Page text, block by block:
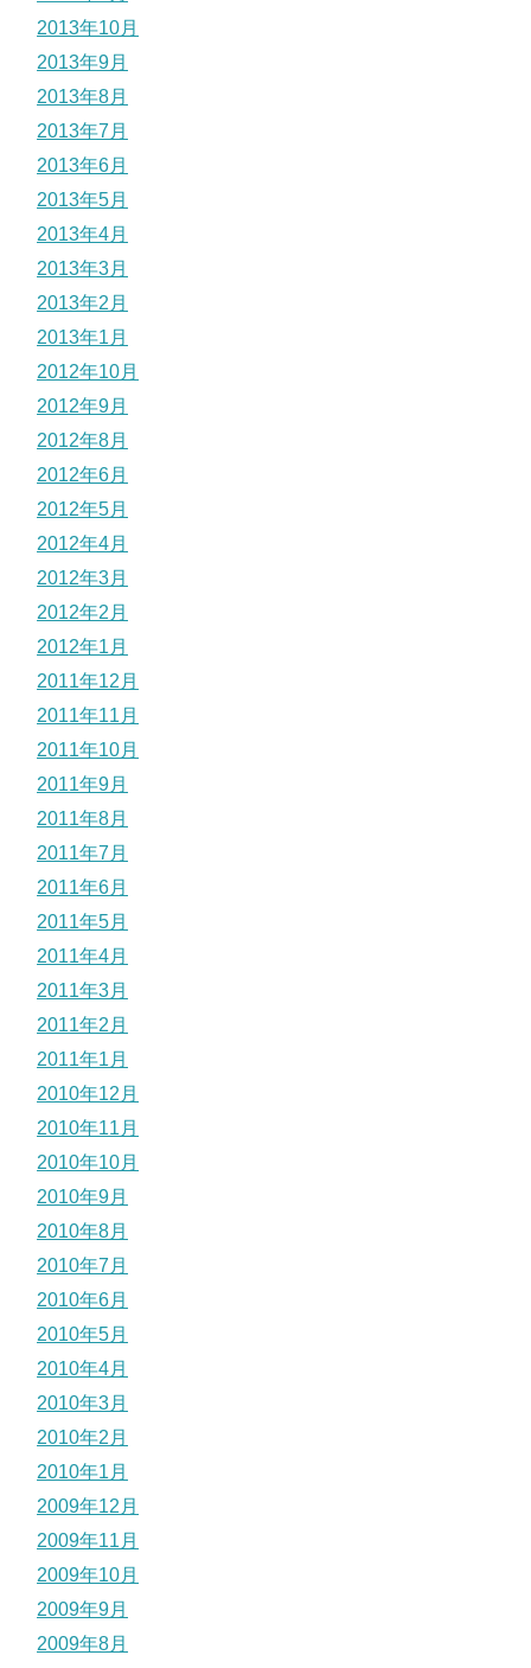
2013年10月
2013年9月
2013年8月
2013年7月
2013年6月
2013年5月
2013年4月
2013年3月
2013年2月
2013年1月
2012年10月
2012年9月
2012年8月
2012年6月
2012年5月
2012年4月
2012年3月
2012年2月
2012年1月
2011年12月
2011年11月
2011年10月
2011年9月
2011年8月
2011年7月
2011年6月
2011年5月
2011年4月
2011年3月
2011年2月
2011年1月
2010年12月
2010年11月
2010年10月
2010年9月
2010年8月
2010年7月
2010年6月
2010年5月
2010年4月
2010年3月
2010年2月
2010年1月
2009年12月
2009年11月
2009年10月
2009年9月
2009年8月